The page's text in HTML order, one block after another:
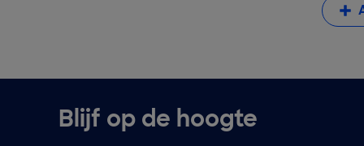
Blijf op de hoogte